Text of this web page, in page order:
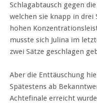
Schlagabtausch gegen
welchen sie knapp in drei
hohen
musste sich Julina im
zwei Sätze geschlagen
Aber die Enttäuschung
Spätestens ab
Achtefinale erreicht